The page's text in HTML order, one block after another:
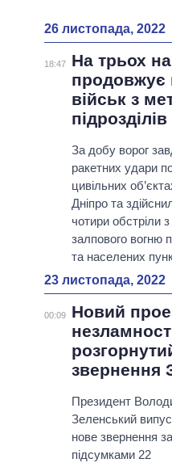
26 листопада, 2022
18:47
На трьох
продовжує
військ з
За добу ворог
ракетних удари
цивільних
Дніпро та
чотири обстріли
залпового вогню
та населених
23 листопада, 2022
00:09
Новий
звернення
Президент
Зеленський
нове звернення за
підсумками 22